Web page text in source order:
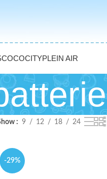
COCOCITYPLEIN AIR
9 12 18 24
-29%